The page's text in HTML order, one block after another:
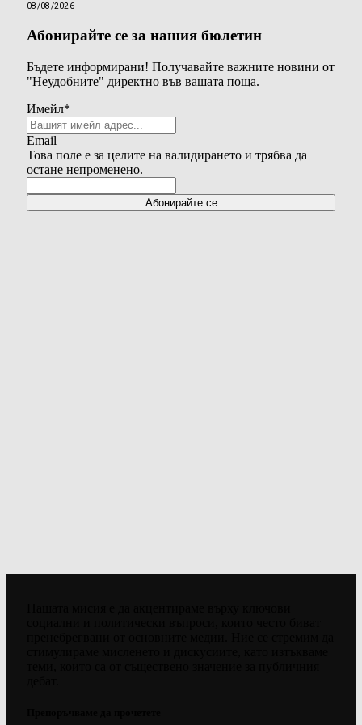
08/08/2026
Абонирайте се за нашия бюлетин
Бъдете информирани! Получавайте важните новини от
"Неудобните" директно във вашата поща.
Имейл*
Email
Това поле е за целите на валидирането и трябва да
остане непроменено.